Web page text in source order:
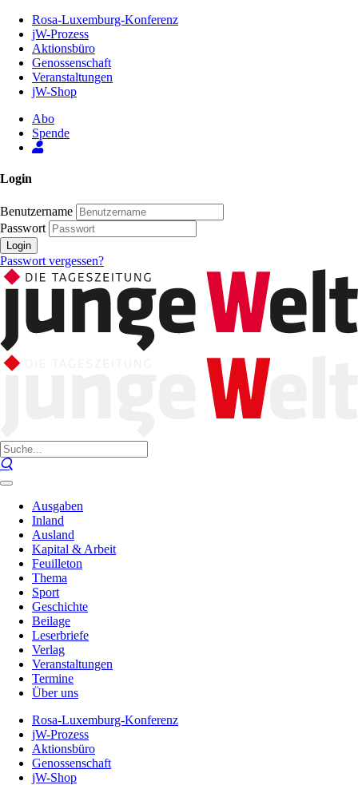
Inhalt
Seite
Rosa-Luxemburg-Konferenz
jW-Prozess
Aktionsbüro
Genossenschaft
Veranstaltungen
jW-Shop
Abo
Spende
Login
Benutzername
Passwort
Login
Passwort vergessen?
Ausgaben
Inland
Ausland
Kapital & Arbeit
Feuilleton
Thema
Sport
Geschichte
Beilage
Leserbriefe
Verlag
Veranstaltungen
Termine
Über uns
Rosa-Luxemburg-Konferenz
jW-Prozess
Aktionsbüro
Genossenschaft
jW-Shop